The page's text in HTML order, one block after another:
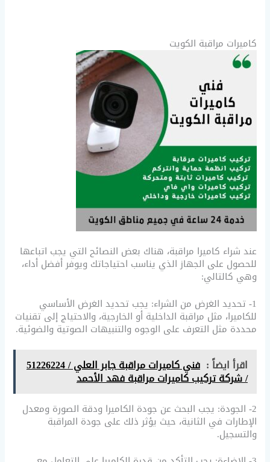
كاميرات مراقبة الكويت
عند شراء كاميرا مراقبة، هناك بعض النصائح التي يجب اتباعها
للحصول على الجهاز الذي يناسب احتياجاتك ويوفر أفضل أداء،
وهي كالتالي:
1- تحديد الغرض من الشراء: يجب تحديد الغرض الأساسي
للكاميرا، مثل مراقبة الداخلية أو الخارجية، والاحتياج إلى تقنيات
محددة مثل التعرف على الوجوه والتنبيهات الصوتية والضوئية.
اقرأ ايضاً : فني كاميرات مراقبة جابر العلي / 51226224
/ شركة تركيب كاميرات مراقبة فهد الأحمد
2- الجودة: يجب البحث عن جودة الكاميرا ودقة الصورة ومعدل
الإطارات في الثانية، حيث يؤثر ذلك على جودة المراقبة
والتسجيل.